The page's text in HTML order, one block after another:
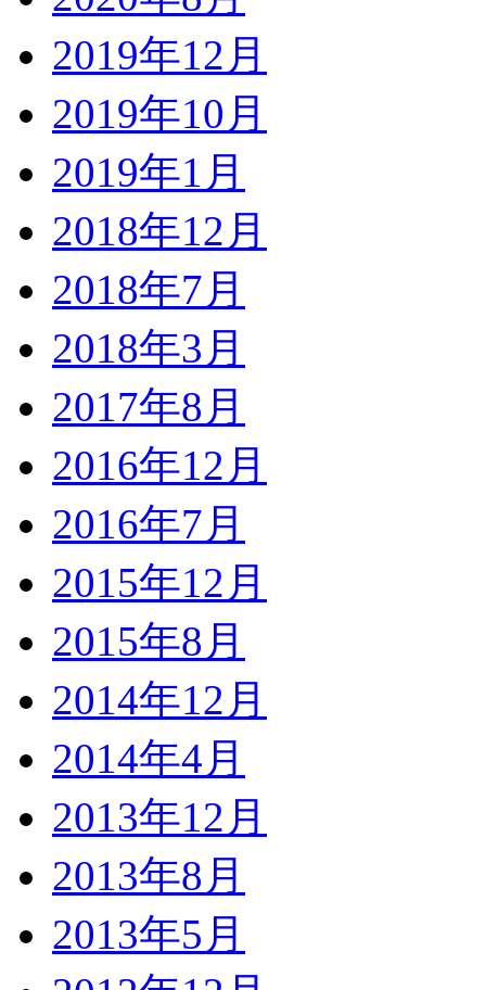
2019年12月
2019年10月
2019年1月
2018年12月
2018年7月
2018年3月
2017年8月
2016年12月
2016年7月
2015年12月
2015年8月
2014年12月
2014年4月
2013年12月
2013年8月
2013年5月